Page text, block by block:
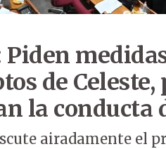
Piden
de
la conducta
airadamente el